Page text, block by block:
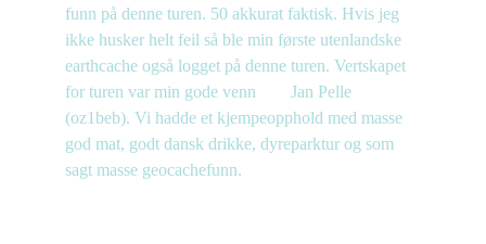
funn på denne turen. 50 akkurat faktisk. Hvis jeg
ikke husker helt feil så ble min første utenlandske
earthcache også logget på denne turen. Vertskapet
for turen var min gode venn        Jan Pelle
(oz1beb). Vi hadde et kjempeopphold med masse
god mat, godt dansk drikke, dyreparktur og som
sagt masse geocachefunn.